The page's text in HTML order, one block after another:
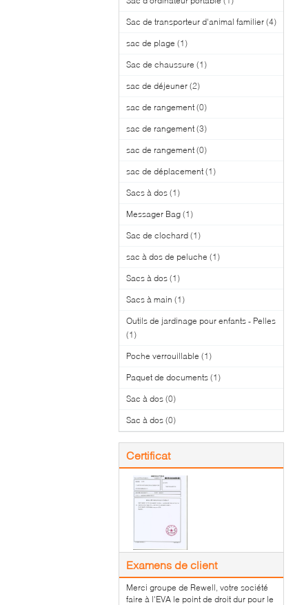
Sac de transporteur d'animal familier (4)
sac de plage (1)
Sac de chaussure (1)
sac de déjeuner (2)
sac de rangement (0)
sac de rangement (3)
sac de rangement (0)
sac de déplacement (1)
Sacs à dos (1)
Messager Bag (1)
Sac de clochard (1)
sac à dos de peluche (1)
Sacs à dos (1)
Sacs à main (1)
Outils de jardinage pour enfants - Pelles
(1)
Poche verrouillable (1)
Paquet de documents (1)
Sac à dos (0)
Sac à dos (0)
Certificat
Examens de client
Merci groupe de Rewell, votre société
faire à l'EVA le point de droit dur pour le